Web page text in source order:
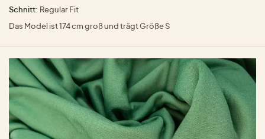
Schnitt: Regular Fit
Das Model ist 174 cm groß und trägt Größe S